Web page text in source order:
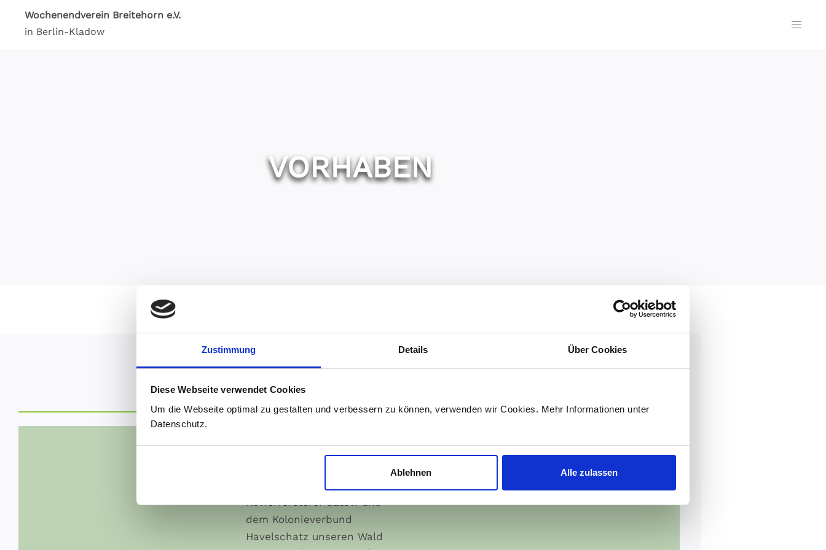
Zustimmung Details Über Cookies
Diese Webseite verwendet Cookies
Um die Webseite optimal zu gestalten und verbessern zu können, verwenden wir Cookies. Mehr Informationen unter
Datenschutz.
Ablehnen Alle zulassen
Wochenendverein Breitehorn e.V.
in Berlin-Kladow
VORHABEN
Vorhaben
Am 2. April um 13 Uhr haben
Revierförsterei Gatow und
dem Kolonieverbund
Havelschatz unseren Wald